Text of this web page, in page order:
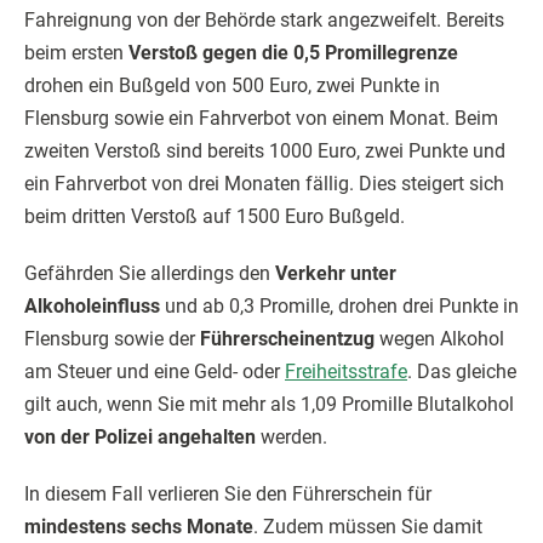
Fahreignung von der Behörde stark angezweifelt. Bereits
beim ersten Verstoß gegen die 0,5 Promillegrenze
drohen ein Bußgeld von 500 Euro, zwei Punkte in
Flensburg sowie ein Fahrverbot von einem Monat. Beim
zweiten Verstoß sind bereits 1000 Euro, zwei Punkte und
ein Fahrverbot von drei Monaten fällig. Dies steigert sich
beim dritten Verstoß auf 1500 Euro Bußgeld.
Gefährden Sie allerdings den Verkehr unter
Alkoholeinfluss und ab 0,3 Promille, drohen drei Punkte in
Flensburg sowie der Führerscheinentzug wegen Alkohol
am Steuer und eine Geld- oder Freiheitsstrafe. Das gleiche
gilt auch, wenn Sie mit mehr als 1,09 Promille Blutalkohol
von der Polizei angehalten werden.
In diesem Fall verlieren Sie den Führerschein für
mindestens sechs Monate. Zudem müssen Sie damit